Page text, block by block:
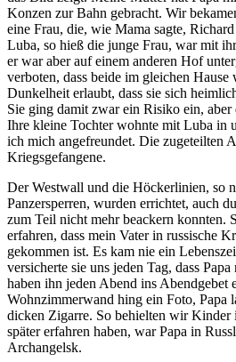
Konzen zur Bahn gebracht. Wir
eine Frau, die, wie Mama sagte,
Luba, so hieß die junge Frau, war mit
er war aber auf einem anderen Hof
verboten, dass beide im gleichen Hause
Dunkelheit erlaubt, dass sie sich
Sie ging damit zwar ein Risiko ein, aber
Ihre kleine Tochter wohnte mit Luba in
ich mich angefreundet. Die zugeteilten
Kriegsgefangene.
Der Westwall und die Höckerlinien, so
Panzersperren, wurden errichtet, auch
zum Teil nicht mehr beackern konnten.
erfahren, dass mein Vater in russische
gekommen ist. Es kam nie ein
versicherte sie uns jeden Tag, dass
haben ihn jeden Abend ins Abendgebet
Wohnzimmerwand hing ein Foto, Papa
dicken Zigarre. So behielten wir
später erfahren haben, war Papa in
Archangelsk.